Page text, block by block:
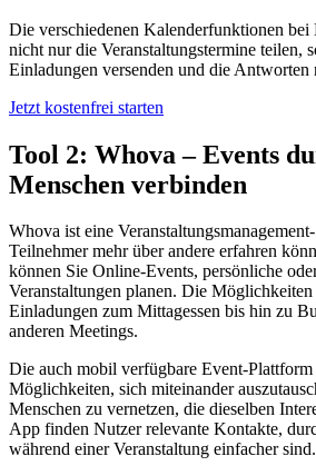
Die verschiedenen Kalenderfunktionen
nicht nur die Veranstaltungstermine teilen,
Einladungen versenden und die Antworten
Jetzt kostenfrei starten
Tool 2: Whova – Events
Menschen verbinden
Whova ist eine
Teilnehmer mehr über andere erfahren
können Sie Online-Events, persönliche
Veranstaltungen planen. Die
Einladungen zum Mittagessen bis hin zu
anderen Meetings.
Die auch mobil verfügbare Event-
Möglichkeiten, sich miteinander
Menschen zu vernetzen, die dieselben
App finden Nutzer relevante Kontakte,
während einer Veranstaltung einfacher sind.